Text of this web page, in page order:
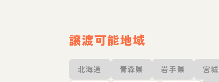
譲渡可能地域
北海道 青森県 岩手県 宮